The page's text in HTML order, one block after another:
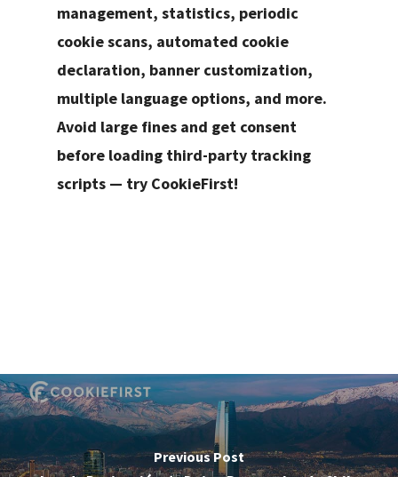
management, statistics, periodic
cookie scans, automated cookie
declaration, banner customization,
multiple language options, and more.
Avoid large fines and get consent
before loading third-party tracking
scripts — try CookieFirst!
Previous Post